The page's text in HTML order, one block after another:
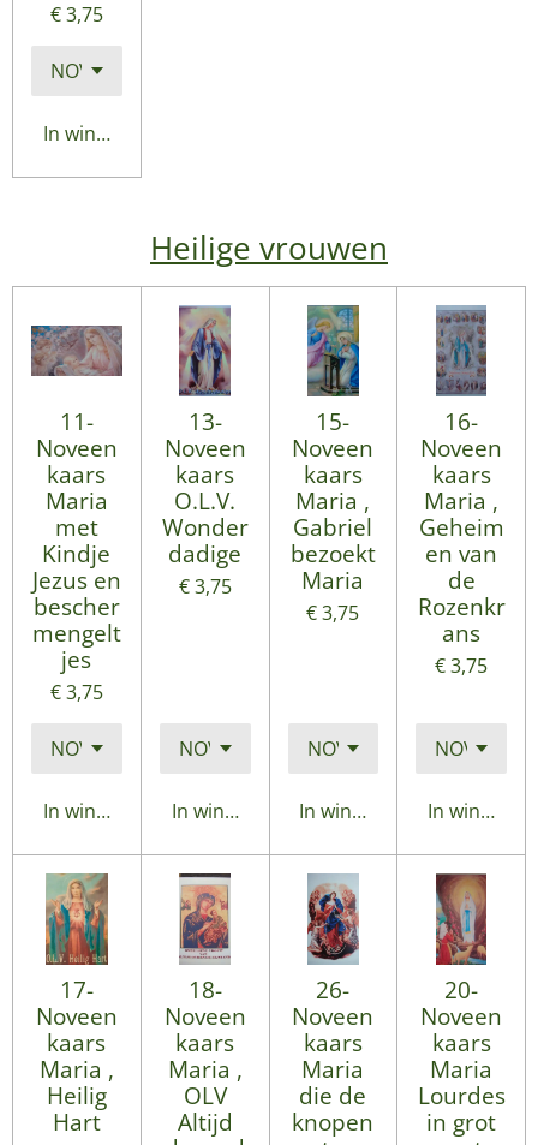
€ 3,75
In winkelwagen
Heilige vrouwen
11-
Noveen
kaars
Maria
met
Kindje
Jezus en
bescher
mengelt
jes
€ 3,75
In winkelwagen
13-
Noveen
kaars
O.L.V.
Wonder
dadige
€ 3,75
In winkelwagen
15-
Noveen
kaars
Maria ,
Gabriel
bezoekt
Maria
€ 3,75
In winkelwagen
16-
Noveen
kaars
Maria ,
Geheim
en van
de
Rozenkr
ans
€ 3,75
In
17-
Noveen
kaars
Maria ,
Heilig
Hart
18-
Noveen
kaars
Maria ,
OLV
Altijd
26-
Noveen
kaars
Maria
die de
knopen
20-
Noveen
kaars
Maria
Lourdes
in grot